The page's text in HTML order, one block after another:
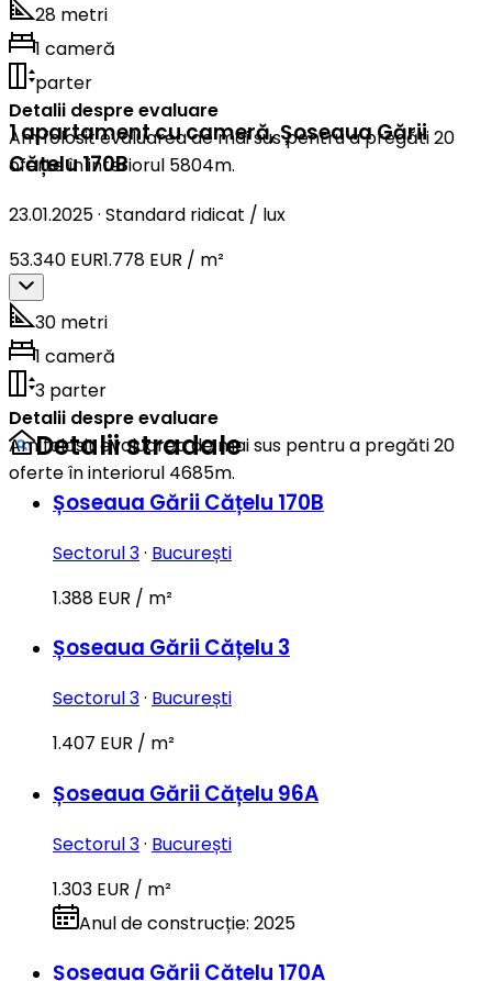
28 metri
1 cameră
parter
Detalii despre evaluare
Am folosit evaluarea de mai sus pentru a pregăti 20
oferte în interiorul 5804m.
1 apartament cu cameră,Șoseaua Gării
Cățelu 170B
23.01.2025· Standard ridicat / lux
53.340 EUR1.778 EUR / m²
30 metri
1 cameră
3 parter
Detalii despre evaluare
Am folosit evaluarea de mai sus pentru a pregăti 20
oferte în interiorul 4685m.
Detalii stradale
Șoseaua Gării Cățelu 170B
Sectorul 3· București
1.388 EUR / m²
Șoseaua Gării Cățelu 3
Sectorul 3· București
1.407 EUR / m²
Șoseaua Gării Cățelu 96A
Sectorul 3· București
1.303 EUR / m²
Anul de construcție: 2025
Șoseaua Gării Cățelu 170A